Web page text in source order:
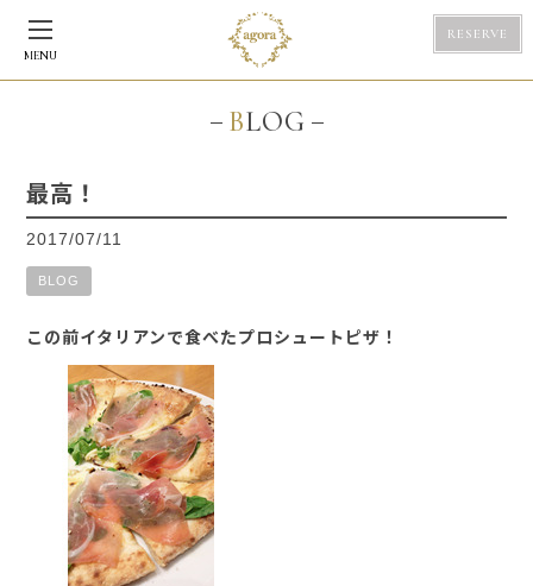
MENU
RESERVE
BLOG
最高！
2017/07/11
BLOG
この前イタリアンで食べたプロシュートピザ！